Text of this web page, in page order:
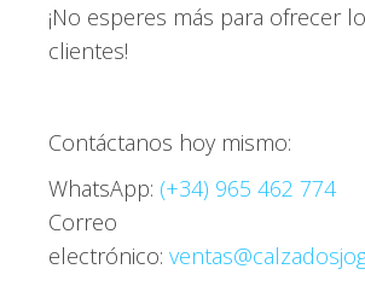
¡No esperes más para ofrecer
clientes!
Contáctanos hoy mismo:
WhatsApp: (+34) 965 462 774
Correo
electrónico: